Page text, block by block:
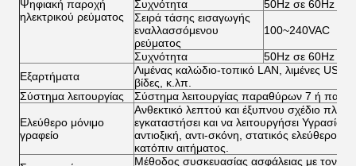
Ψηφιακή παροχή
ηλεκτρικού ρεύματος
Συχνότητα
50Hz σε 60Hz
Σειρά τάσης εισαγωγής
εναλλασσόμενου
ρεύματος
100~240VAC
Συχνότητα
50Hz σε 60Hz
Εξαρτήματα
Λιμένας καλώδιο-τοπικό LAN, λιμένες USB,
βίδες, κ.λπ.
Σύστημα λειτουργίας
Σύστημα λειτουργίας παραθύρων 7 ή
Ελεύθερο μόνιμο
γραφείο
Ανθεκτικό λεπτού και έξυπνου σχέδιο
εγκαταστήσει και να λειτουργήσει Υγρασία -
αντιοξική, αντι-σκόνη, στατικός
κατόπιν αιτήματος.
Μέθοδος συσκευασίας ασφάλειας με τον